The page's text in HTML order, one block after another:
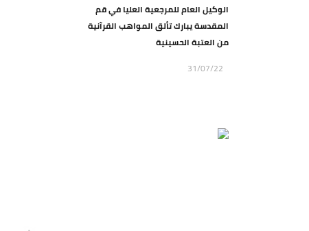
الوكيل العام للمرجعية العليا في قم
المقدسة يبارك تألق المواهب القرآنية
من العتبة الحسينية
31/07/22